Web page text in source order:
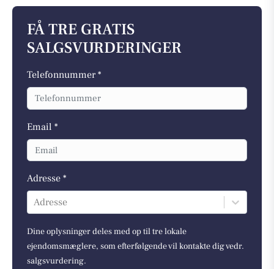
FÅ TRE GRATIS
SALGSVURDERINGER
Telefonnummer *
Email *
Adresse *
Adresse
Dine oplysninger deles med op til tre lokale
ejendomsmæglere, som efterfølgende vil kontakte dig vedr.
salgsvurdering.